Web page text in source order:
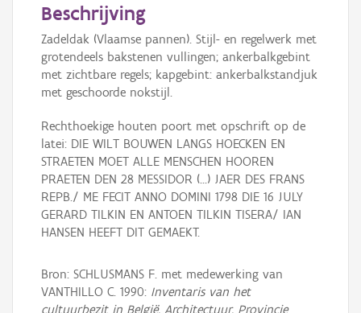
Beschrijving
Zadeldak (Vlaamse pannen). Stijl- en regelwerk met
grotendeels bakstenen vullingen; ankerbalkgebint
met zichtbare regels; kapgebint: ankerbalkstandjuk
met geschoorde nokstijl.
Rechthoekige houten poort met opschrift op de
latei: DIE WILT BOUWEN LANGS HOECKEN EN
STRAETEN MOET ALLE MENSCHEN HOOREN
PRAETEN DEN 28 MESSIDOR (...) JAER DES FRANS
REPB./ ME FECIT ANNO DOMINI 1798 DIE 16 JULY
GERARD TILKIN EN ANTOEN TILKIN TISERA/ IAN
HANSEN HEEFT DIT GEMAEKT.
Bron: SCHLUSMANS F. met medewerking van
VANTHILLO C. 1990: Inventaris van het
cultuurbezit in België, Architectuur, Provincie